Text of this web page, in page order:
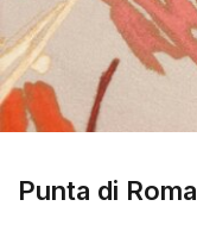
Punta di